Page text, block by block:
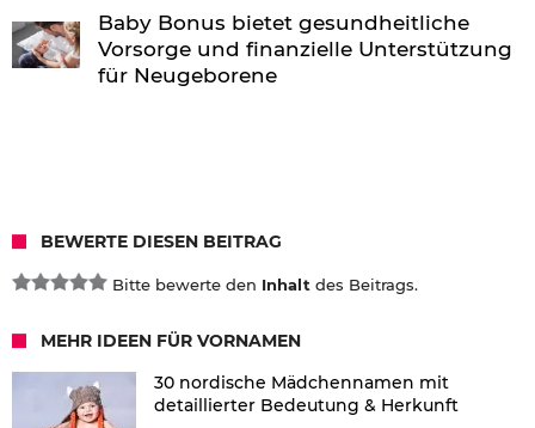
Baby Bonus bietet gesundheitliche
Vorsorge und finanzielle Unterstützung
für Neugeborene
BEWERTE DIESEN BEITRAG
Bitte bewerte den Inhalt des Beitrags.
MEHR IDEEN FÜR VORNAMEN
30 nordische Mädchennamen mit
detaillierter Bedeutung & Herkunft